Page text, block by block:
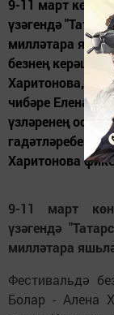
9-11 март
үзәгендә
милләтара
безнең керәшен
Харитонова,
чибәре Елена
үзләренең
гадәтләребез
Харитонова
9-11 март
үзәгендә
милләтара
Фестивальдә
Болар - Алена